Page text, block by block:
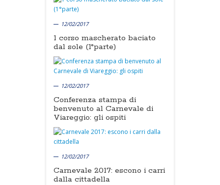
12/02/2017
1 corso mascherato baciato
dal sole (1°parte)
12/02/2017
Conferenza stampa di
benvenuto al Carnevale di
Viareggio: gli ospiti
12/02/2017
Carnevale 2017: escono i carri
dalla cittadella